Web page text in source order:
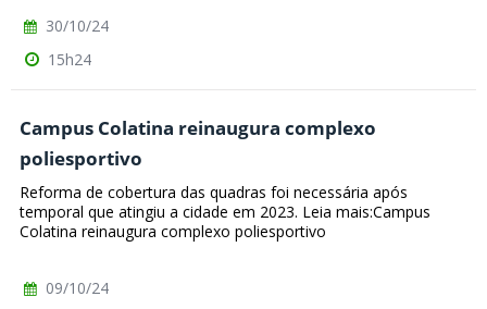
30/10/24
15h24
Campus Colatina reinaugura complexo
poliesportivo
Reforma de cobertura das quadras foi necessária após
temporal que atingiu a cidade em 2023. Leia mais:Campus
Colatina reinaugura complexo poliesportivo
09/10/24